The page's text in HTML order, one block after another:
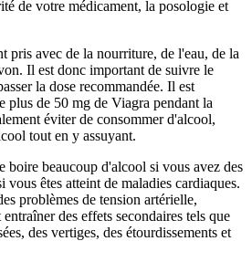
de votre médicament, la posologie et
pris avec de la nourriture, de l'eau, de la
Il est donc important de suivre le
la dose recommandée. Il est
plus de 50 mg de Viagra pendant la
éviter de consommer d'alcool,
tout en y assuyant.
boire beaucoup d'alcool si vous avez des
vous êtes atteint de maladies cardiaques.
problèmes de tension artérielle,
des effets secondaires tels que
des vertiges, des étourdissements et